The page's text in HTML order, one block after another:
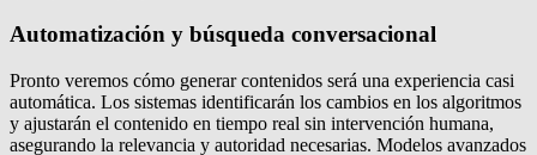
Automatización y búsqueda conversacional
Pronto veremos cómo generar contenidos será una experiencia casi
automática. Los sistemas identificarán los cambios en los algoritmos
y ajustarán el contenido en tiempo real sin intervención humana,
asegurando la relevancia y autoridad necesarias. Modelos avanzados